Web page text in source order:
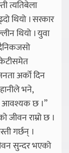
त्यतिबेला
थियो । सरकार
थियो । युवा
अर्को दिन
भने,
आवश्यक छ ।”
जीवन राम्रो छ ।
गर्छन् ।
सुन्दर भएको